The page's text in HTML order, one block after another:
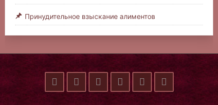
Принудительное взыскание алиментов